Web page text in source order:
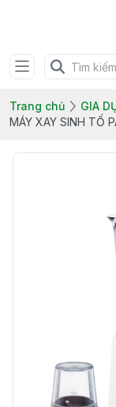
Trang chủ GIA
MÁY XAY SINH TỐ